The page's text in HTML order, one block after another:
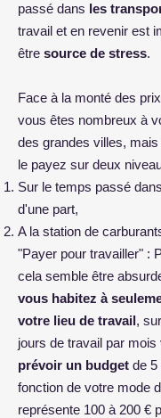
passé dans les
travail et en revenir est
être source de stress.
Face à la monté des
vous êtes nombreux à
des grandes villes,
le payez sur deux
Sur le temps passé
d'une part,
A la station de
"Payer pour travailler" :
cela semble être
vous habitez à
votre lieu de travail,
jours de travail par mois
prévoir un budget de 5
fonction de votre mode
représente 100 à 200 €